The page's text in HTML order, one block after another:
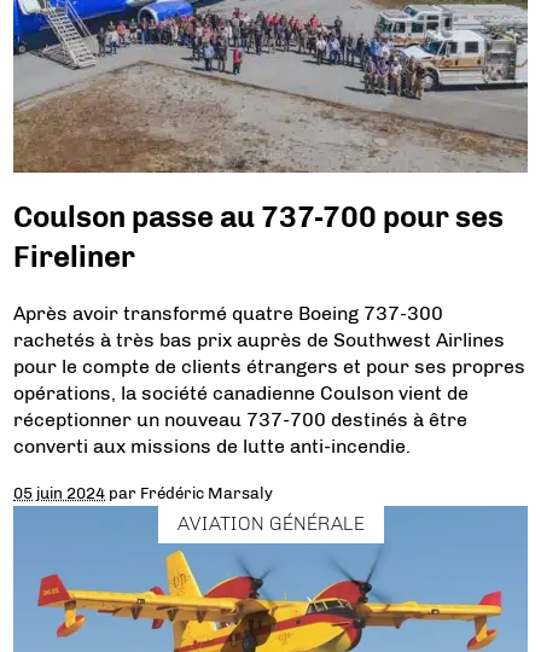
Coulson passe au 737-700 pour ses
Fireliner
Après avoir transformé quatre Boeing 737-300
rachetés à très bas prix auprès de Southwest Airlines
pour le compte de clients étrangers et pour ses propres
opérations, la société canadienne Coulson vient de
réceptionner un nouveau 737-700 destinés à être
converti aux missions de lutte anti-incendie.
05 juin 2024 par Frédéric Marsaly
AVIATION GÉNÉRALE